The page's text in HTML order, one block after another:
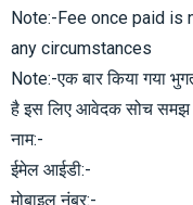
Note:-Fee once paid is
any circumstances
Note:-एक बार किया गया
है इस लिए आवेदक सोच समझ
नाम:-
ईमेल आईडी:-
मोबाइल नंबर:-